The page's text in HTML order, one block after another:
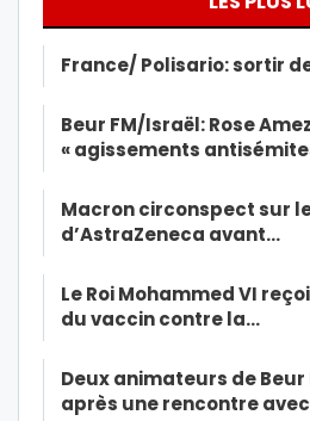
France/ Polisario: sortir
Beur FM/Israël: Rose
« agissements
Macron circonspect sur
d’AstraZeneca avant…
Le Roi Mohammed VI
du vaccin contre la…
Deux animateurs de
après une rencontre